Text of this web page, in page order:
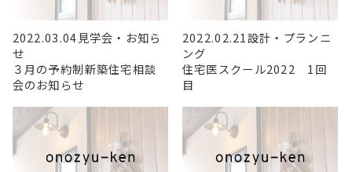
2022.03.04 見学会・お知ら
せ
３月の予約制新築住宅相談
会のお知らせ
2022.02.21設計・プランニ
ング
住宅医スクール2022 1回
目